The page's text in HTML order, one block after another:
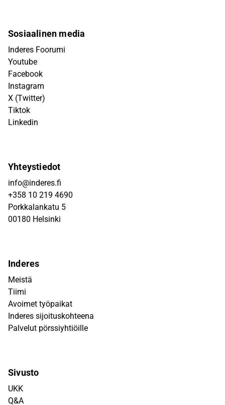
Sosiaalinen media
Inderes Foorumi
Youtube
Facebook
Instagram
X (Twitter)
Tiktok
Linkedin
Yhteystiedot
info@inderes.fi
+358 10 219 4690
Porkkalankatu 5
00180 Helsinki
Inderes
Meistä
Tiimi
Avoimet työpaikat
Inderes sijoituskohteena
Palvelut pörssiyhtiöille
Sivusto
UKK
Q&A